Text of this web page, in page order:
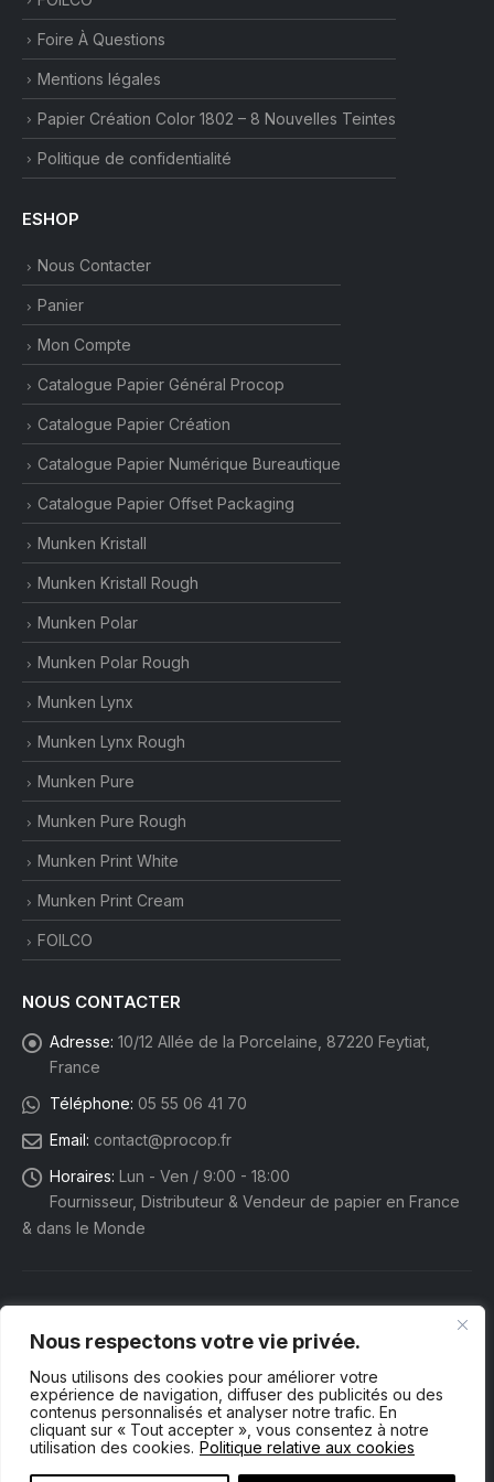
Nous respectons votre vie privée.
Nous utilisons des cookies pour améliorer votre
expérience de navigation, diffuser des publicités ou des
contenus personnalisés et analyser notre trafic. En
cliquant sur « Tout accepter », vous consentez à notre
utilisation des cookies. Politique relative aux cookies
Foire À Questions
Mentions légales
Papier Création Color 1802 – 8 Nouvelles Teintes
Politique de confidentialité
ESHOP
Nous Contacter
Panier
Mon Compte
Catalogue Papier Général Procop
Catalogue Papier Création
Catalogue Papier Numérique Bureautique
Catalogue Papier Offset Packaging
Munken Kristall
Munken Kristall Rough
Munken Polar
Munken Polar Rough
Munken Lynx
Munken Lynx Rough
Munken Pure
Munken Pure Rough
Munken Print White
Munken Print Cream
FOILCO
NOUS CONTACTER
Adresse: 10/12 Allée de la Porcelaine, 87220 Feytiat,
France
Téléphone: 05 55 06 41 70
Email: contact@procop.fr
Horaires: Lun - Ven / 9:00 - 18:00
Fournisseur, Distributeur & Vendeur de papier en France
& dans le Monde
Procop eShop. © 2025 Tous droits réservés.